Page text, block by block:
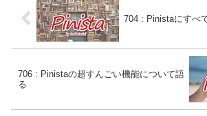
704 : Pinistaにすべ
706 : Pinistaの超すんごい機能について語
る